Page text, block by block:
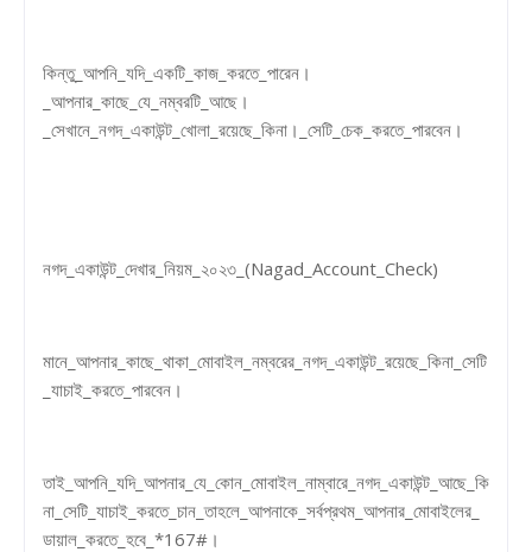
কিন্তু_আপনি_যদি_একটি_কাজ_করতে_পারেন।
_আপনার_কাছে_যে_নম্বরটি_আছে।
_সেখানে_নগদ_একাউন্ট_খোলা_রয়েছে_কিনা।_সেটি_চেক_করতে_পারবেন।
নগদ_একাউন্ট_দেখার_নিয়ম_২০২৩_(Nagad_Account_Check)
মানে_আপনার_কাছে_থাকা_মোবাইল_নম্বরের_নগদ_একাউন্ট_রয়েছে_কিনা_সেটি
_যাচাই_করতে_পারবেন।
তাই_আপনি_যদি_আপনার_যে_কোন_মোবাইল_নাম্বারে_নগদ_একাউন্ট_আছে_কি
না_সেটি_যাচাই_করতে_চান_তাহলে_আপনাকে_সর্বপ্রথম_আপনার_মোবাইলের_
ডায়াল_করতে_হবে_*167#।